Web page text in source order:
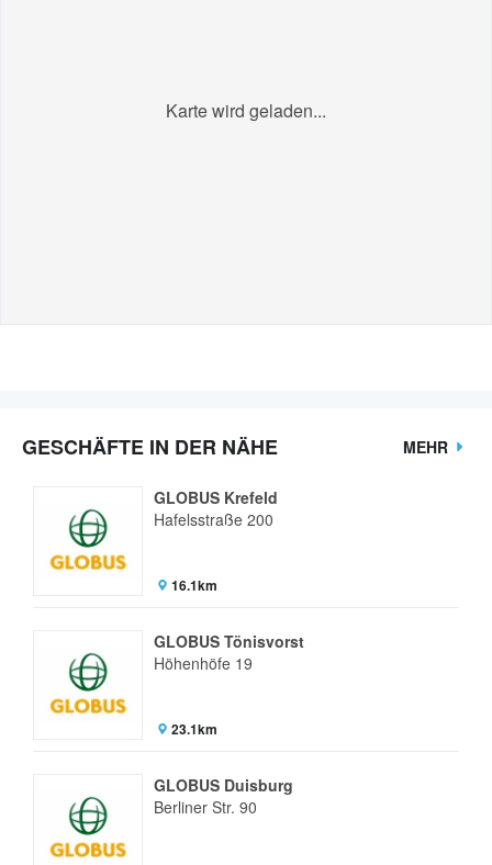
Karte wird geladen...
GESCHÄFTE IN DER NÄHE MEHR
GLOBUS Krefeld
Hafelsstraße 200
16.1km
GLOBUS Tönisvorst
Höhenhöfe 19
23.1km
GLOBUS Duisburg
Berliner Str. 90